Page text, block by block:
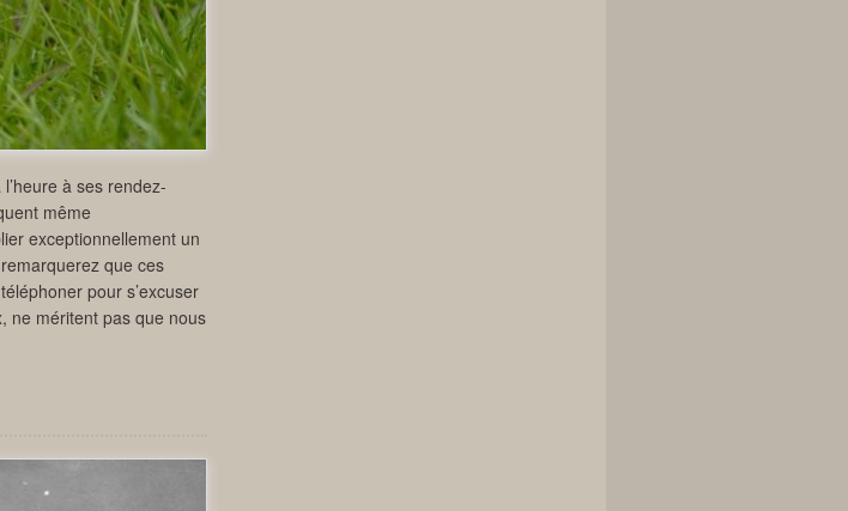
à ses rendez-
même
exceptionnellement un
que ces
pour s’excuser
ne méritent pas que nous